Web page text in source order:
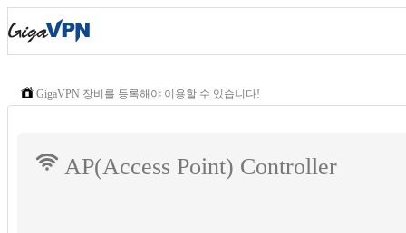
GigaVPN 장비를 등록해야 이용할 수 있습니다!
AP(Access Point) Controller